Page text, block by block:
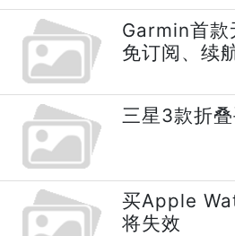
Garmin首款
免订阅、续
三星3款折
买Apple
将失效